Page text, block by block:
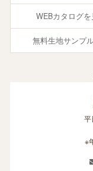
WEBカタログを
無料生地サンプ
平
※